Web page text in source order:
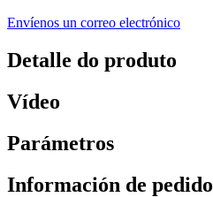
Envíenos un correo electrónico
Detalle do produto
Vídeo
Parámetros
Información de pedido